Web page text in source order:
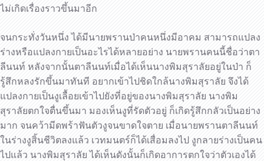
ไม่เกิดเรื่องราวขึ้นมาอีก
จนกระทั่งวันหนึ่ง ได้มีนายพรานป่าคนหนึ่งมีอาคม สามารถแปลง
ร่างหรือแปลงกายเป็นอะไรได้หลายอย่าง นายพรานคนนี้ชื่อว่าตา
ลีนนท์ หลังจากนั้นตาลีนนท์เมื่อได้เห็นนางพิมสุราลัยอยู่ในป่า ก็
รู้สึกหลงรักขึ้นมาทันที อยากเข้าไปชิดใกล้นางพิมสุราลัย จึงได้
แปลงกายเป็นงูเลื้อยเข้าไปยังที่อยู่ของนางพิมสุราลัย นางพิม
สุราลัยตกใจตื่นขึ้นมา มองเห็นงูที่รัดตัวอยู่ ก็เกิดรู้สึกกลัวเป็นอย่าง
มาก จนคว้ามีดพร้าฟันตัวงูจนขาดใจตาย เมื่อนายพรานตาลีนนท์
ในร่างงูสิ้นชีวิตลงแล้ว เวทมนตร์ก็ได้เสื่อมลงไป งูกลายร่างเป็นคน
ไปแล้ว นางพิมสุราลัย ได้เห็นดังนั้นก็เกิดอาการตกใจว่าตัวเองได้